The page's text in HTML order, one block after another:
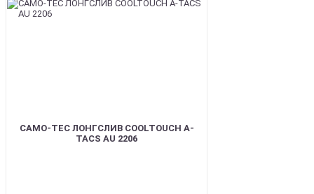
CAMO-TEC ЛОНГСЛИВ COOLTOUCH A-
TACS AU 2206